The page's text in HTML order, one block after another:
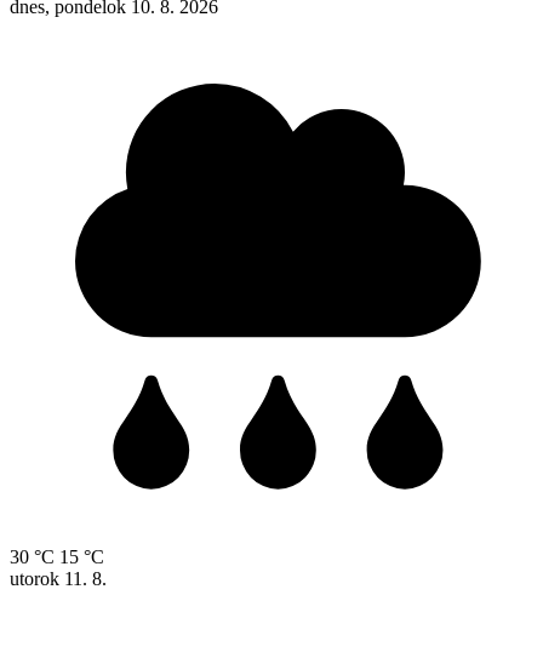
dnes, pondelok 10. 8. 2026
30 °C 15 °C
utorok 11. 8.